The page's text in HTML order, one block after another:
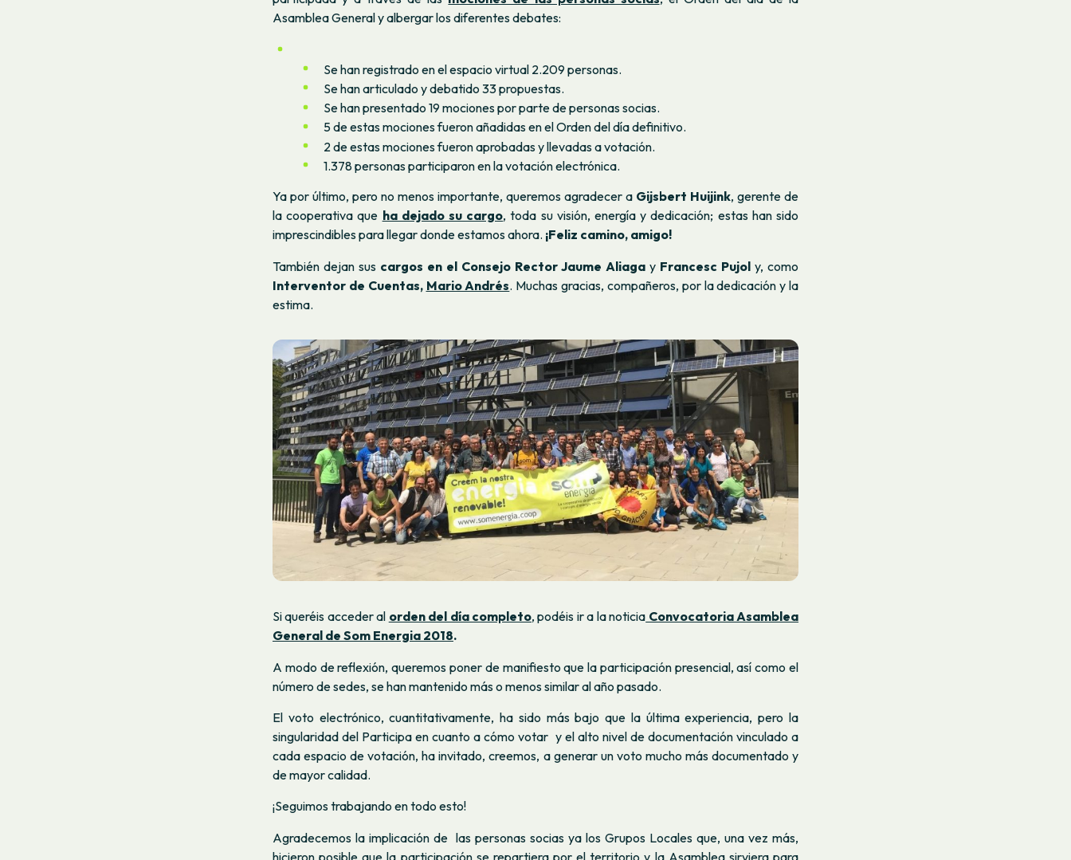
Asamblea General y albergar los diferentes debates:
Se han registrado en el espacio virtual 2.209 personas.
Se han articulado y debatido 33 propuestas.
Se han presentado 19 mociones por parte de personas socias.
5 de estas mociones fueron añadidas en el Orden del día definitivo.
2 de estas mociones fueron aprobadas y llevadas a votación.
1.378 personas participaron en la votación electrónica.
Ya por último, pero no menos importante, queremos agradecer a Gijsbert Huijink, gerente de
la cooperativa que ha dejado su cargo, toda su visión, energía y dedicación; estas han sido
imprescindibles para llegar donde estamos ahora. ¡Feliz camino, amigo!
También dejan sus cargos en el Consejo Rector Jaume Aliagay Francesc Pujoly, como
Interventor de Cuentas, Mario Andrés. Muchas gracias, compañeros, por la dedicación y la
estima.
Si queréis acceder al orden del día completo, podéis ir a la noticia Convocatoria Asamblea
General de Som Energia 2018.
A modo de reflexión, queremos poner de manifiesto que la participación presencial, así como el
número de sedes, se han mantenido más o menos similar al año pasado.
El voto electrónico, cuantitativamente, ha sido más bajo que la última experiencia, pero la
singularidad del Participa en cuanto a cómo votar y el alto nivel de documentación vinculado a
cada espacio de votación, ha invitado, creemos, a generar un voto mucho más documentado y
de mayor calidad.
¡Seguimos trabajando en todo esto!
Agradecemos la implicación de las personas socias ya los Grupos Locales que, una vez más,
hicieron posible que la participación se repartiera por el territorio y la Asamblea sirviera para